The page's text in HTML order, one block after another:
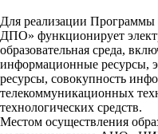
Для реализации
ДПО» функционирует
образовательная среда,
информационные ресурсы,
ресурсы, совокупность
телекоммуникационных
технологических средств.
Местом осуществления